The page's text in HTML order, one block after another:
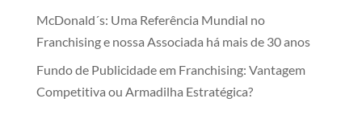
McDonald´s: Uma Referência Mundial no
Franchising e nossa Associada há mais de 30 anos
Fundo de Publicidade em Franchising: Vantagem
Competitiva ou Armadilha Estratégica?